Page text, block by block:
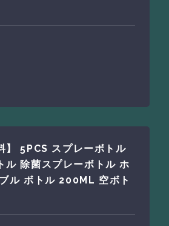
】 5PCS スプレーボトル
ル 除菌スプレーボトル ホ
ル ボトル 200ML 空ボト